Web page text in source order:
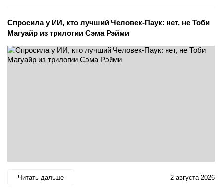
Спросила у ИИ, кто лучший Человек-Паук: нет, не Тоби
Магуайр из трилогии Сэма Рэйми
Читать дальше 2 августа 2026